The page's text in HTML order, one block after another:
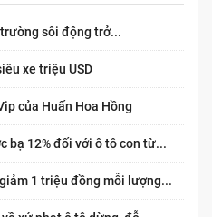
sôi động trở...
xe triệu USD
của Huấn Hoa Hồng
bạ 12% đối với ô tô con từ...
1 triệu đồng mỗi lượng...